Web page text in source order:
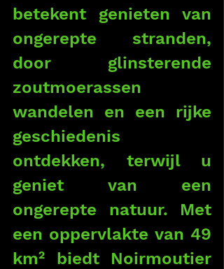
betekent genieten van
ongerepte stranden,
door glinsterende
zoutmoerassen
wandelen en een rijke
geschiedenis
ontdekken, terwijl u
geniet van een
ongerepte natuur. Met
een oppervlakte van 49
km² biedt Noirmoutier